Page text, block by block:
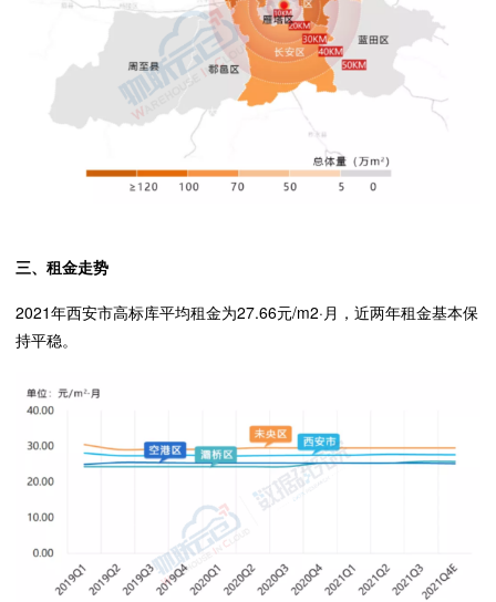
三、租金走势
2021年西安市高标库平均租金为27.66元/m2·月，近两年租金基本保
持平稳。